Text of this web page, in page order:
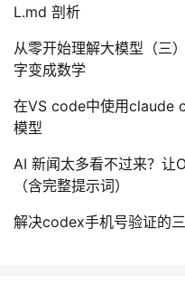
L.md 剖析
从零开始理解大模型（
字变成数学
在VS code中使用claude
模型
AI 新闻太多看不过来？让
（含完整提示词）
解决codex手机号验证的